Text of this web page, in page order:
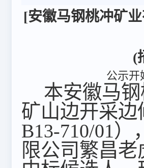
[安徽马钢桃冲矿
(
公示开
本安徽马
矿山边开采边
B13-710/01
限公司繁昌